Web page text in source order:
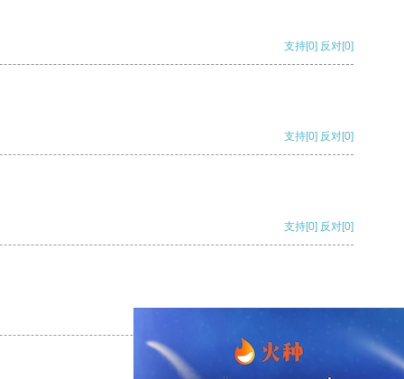
支持[0] 反对[0]
支持[0] 反对[0]
支持[0] 反对[0]